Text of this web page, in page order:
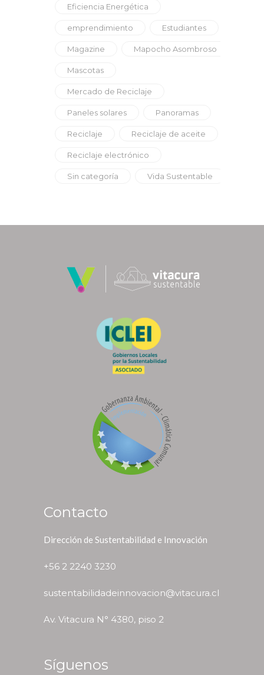
Eficiencia Energética
emprendimiento Estudiantes
Magazine Mapocho Asombroso
Mascotas
Mercado de Reciclaje
Paneles solares Panoramas
Reciclaje Reciclaje de aceite
Reciclaje electrónico
Sin categoría Vida Sustentable
Contacto
Dirección de Sustentabilidad e Innovación
+56 2 2240 3230
sustentabilidadeinnovacion@vitacura.cl
Av. Vitacura N° 4380, piso 2
Síguenos